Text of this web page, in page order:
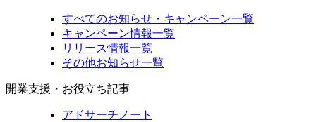
すべてのお知らせ・キャンペーン一覧
キャンペーン情報一覧
リリース情報一覧
その他お知らせ一覧
開業支援・お役立ち記事
アドサーチノート